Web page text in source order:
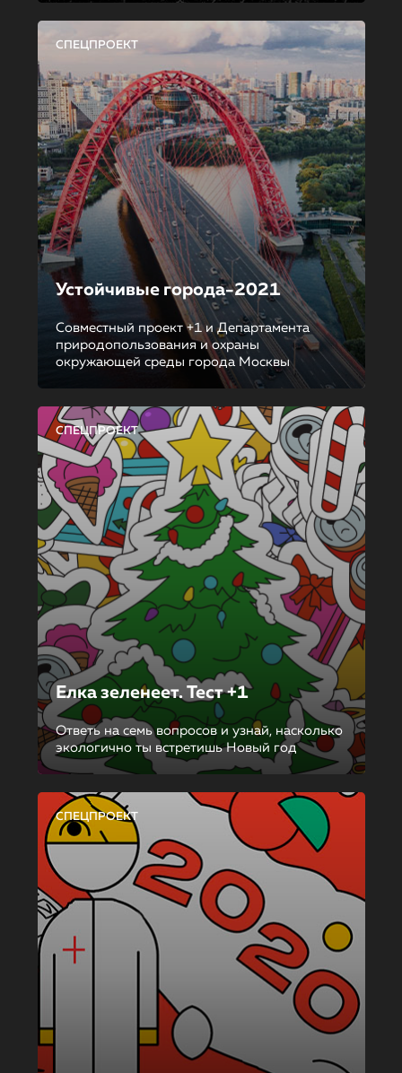
СПЕЦПРОЕКТ
Устойчивые города-2021
Совместный проект +1 и Департамента
природопользования и охраны
окружающей среды города Москвы
СПЕЦПРОЕКТ
Елка зеленеет. Тест +1
Ответь на семь вопросов и узнай, насколько
экологично ты встретишь Новый год
СПЕЦПРОЕКТ